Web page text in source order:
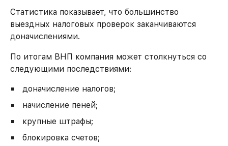
Статистика показывает, что большинство
выездных налоговых проверок заканчиваются
доначислениями.
По итогам ВНП компания может столкнуться со
следующими последствиями:
доначисление налогов;
начисление пеней;
крупные штрафы;
блокировка счетов;